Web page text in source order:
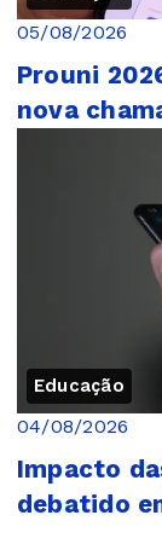
05/08/2026
Prouni
nova
Educação
04/08/2026
Impacto
debatido